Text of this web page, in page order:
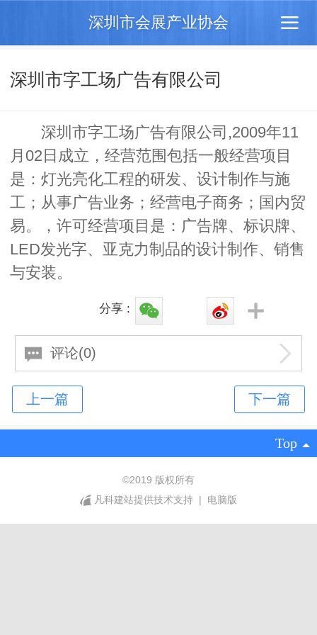
深圳市会展产业协会
深圳市字工场广告有限公司
深圳市字工场广告有限公司,2009年11
月02日成立，经营范围包括一般经营项目
是：灯光亮化工程的研发、设计制作与施
工；从事广告业务；经营电子商务；国内贸
易。，许可经营项目是：广告牌、标识牌、
LED发光字、亚克力制品的设计制作、销售
与安装。
分享 :
评论(0)
Top
©2019 版权所有
凡科建站提供技术支持
| 电脑版